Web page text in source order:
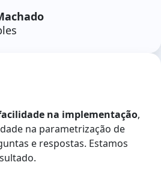
na implementação,
na parametrização de
e respostas. Estamos